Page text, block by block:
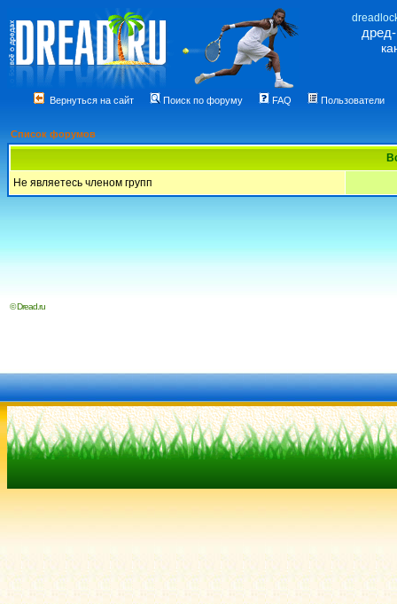
Вернуться на сайт Поиск по форуму FAQ Пользователи
Список форумов
Не являетесь членом групп
© Dread.ru